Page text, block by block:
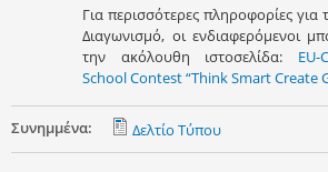
Για περισσότερες πληροφορίες
Διαγωνισμό, οι ενδιαφερόμενοι
την ακόλουθη ιστοσελίδα:
School Contest “Think Smart Create
Συνημμένα: Δελτίο Τύπου